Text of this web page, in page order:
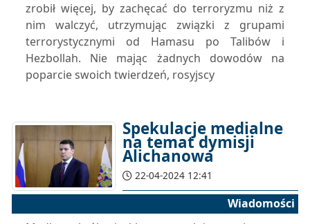
zrobił więcej, by zachęcać do terroryzmu niż z
nim walczyć, utrzymując związki z grupami
terrorystycznymi od Hamasu po Talibów i
Hezbollah. Nie mając żadnych dowodów na
poparcie swoich twierdzeń, rosyjscy
Spekulacje medialne
na temat dymisji
Alichanowa
22-04-2024 12:41
Wiadomości